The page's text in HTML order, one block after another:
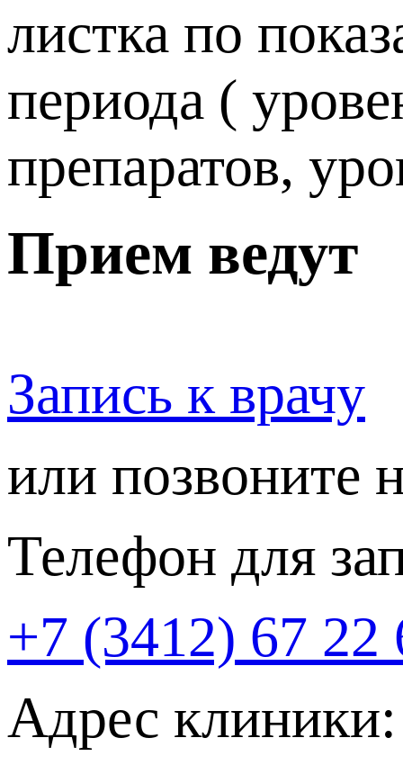
листка по
периода (
препаратов,
Прием ведут
Запись к врачу
или позвоните
Телефон для
+7 (3412) 67 22
Адрес клиники: